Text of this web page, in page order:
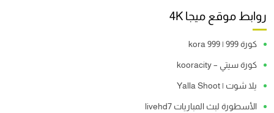
روابط موقع ميجا 4K
كورة 999 | kora 999
كورة سيتي – kooracity
يلا شوت | Yalla Shoot
الأسطورة لبث المباريات livehd7